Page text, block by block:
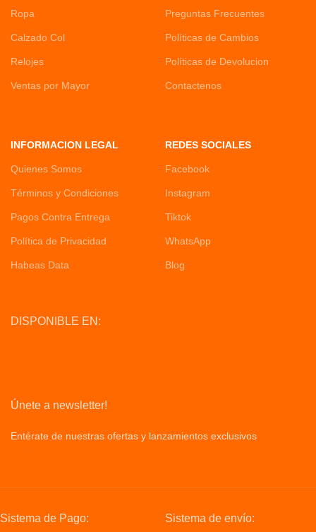
Ropa
Calzado Col
Relojes
Ventas por Mayor
Preguntas Frecuentes
Políticas de Cambios
Políticas de Devolucion
Contactenos
INFORMACION LEGAL
Quienes Somos
Términos y Condiciones
Pagos Contra Entrega
Política de Privacidad
Habeas Data
REDES SOCIALES
Facebook
Instagram
Tiktok
WhatsApp
Blog
DISPONIBLE EN:
Únete a newsletter!
Entérate de nuestras ofertas y lanzamientos exclusivos
Sistema de Pago: Sistema de envío: